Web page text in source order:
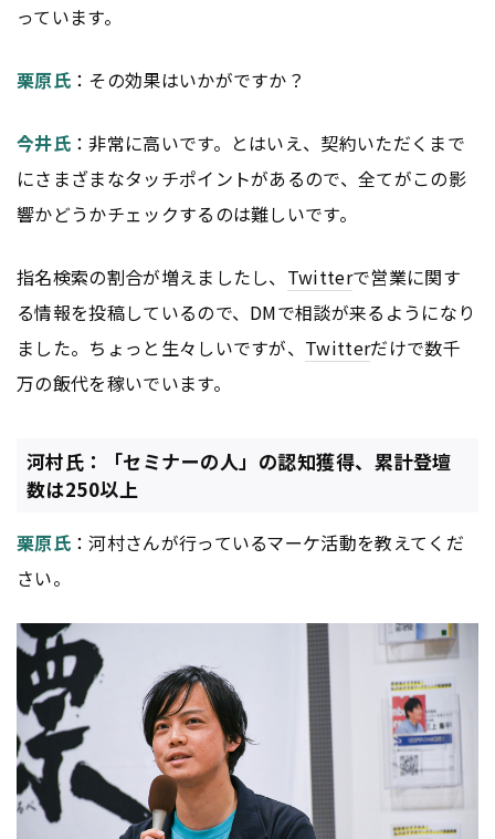
っています。
栗原氏：その効果はいかがですか？
今井氏：非常に高いです。とはいえ、契約いただくまで
にさまざまなタッチポイントがあるので、全てがこの影
響かどうかチェックするのは難しいです。
指名検索の割合が増えましたし、 Twitterで営業に関す
る情報を投稿しているので、DMで相談が来るようになり
ました。ちょっと生々しいですが、 Twitterだけで数千
万の飯代を稼いでいます。
河村氏：「セミナーの人」の認知獲得、累計登壇
数は250以上
栗原氏：河村さんが行っているマーケ活動を教えてくだ
さい。